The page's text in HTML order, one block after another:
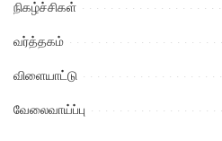
நிகழ்ச்சிகள்
வர்த்தகம்
விளையாட்டு
வேலைவாய்ப்பு